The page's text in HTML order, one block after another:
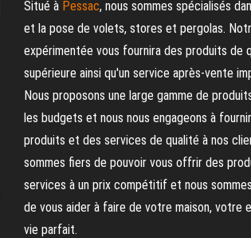
Situé à Pessac, nous sommes spécialisés
et la pose de volets, stores et pergolas.
expérimentée vous fournira des produits de
supérieure ainsi qu'un service après-vente
Nous proposons une large gamme de
les budgets et nous nous engageons à
produits et des services de qualité à nos
sommes fiers de pouvoir vous offrir des
services à un prix compétitif et nous
de vous aider à faire de votre maison, votre
vie parfait.